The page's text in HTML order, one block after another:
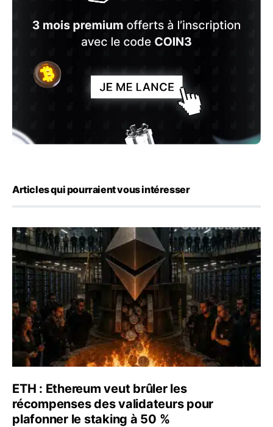
Articles qui pourraient vous intéresser
ETH : Ethereum veut brûler les récompenses des
ETH : Ethereum veut brûler les
récompenses des validateurs pour
plafonner le staking à 50 %